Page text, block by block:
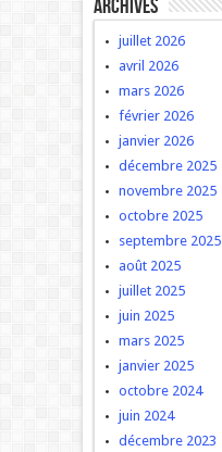
Archives
juillet 2026
avril 2026
mars 2026
février 2026
janvier 2026
décembre 2025
novembre 2025
octobre 2025
septembre 2025
août 2025
juillet 2025
juin 2025
mars 2025
janvier 2025
octobre 2024
juin 2024
décembre 2023